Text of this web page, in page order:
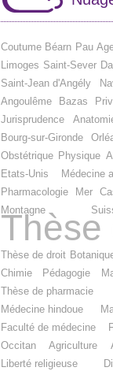
Coutume Béarn Pau
Limoges Saint-Sever
Saint-Jean d'Angély
Angoulême
Bazas
Jurisprudence
Bourg-sur-Gironde
Obstétrique Physique
Etats-Unis
Médecine
Pharmacologie
Mer
Montagne
Thèse
Thèse de droit
Chimie
Pédagogie
Thèse de pharmacie
Médecine hindoue
Faculté de médecine
Occitan
Agriculture
Liberté religieuse